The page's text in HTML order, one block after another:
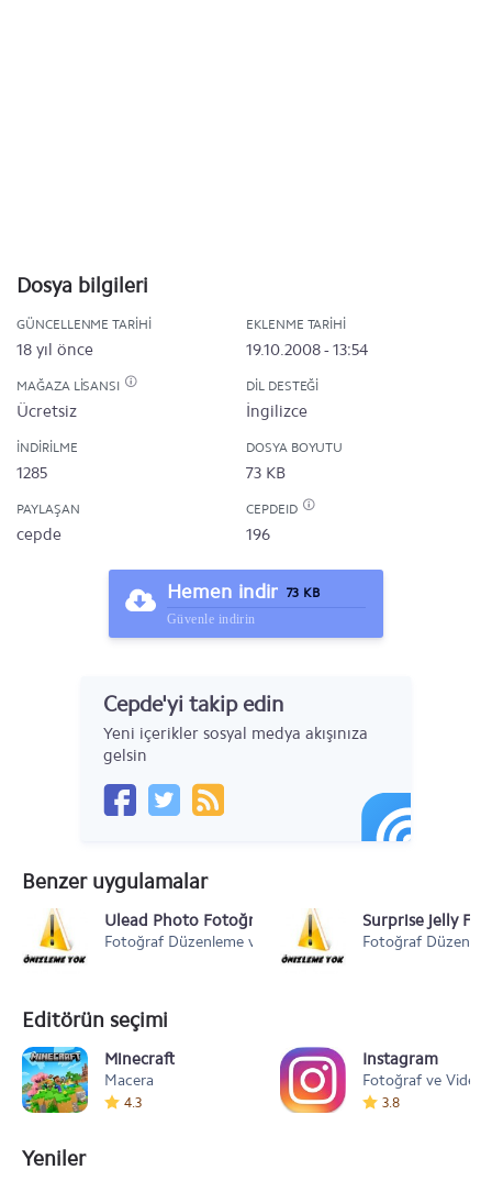
Dosya bilgileri
GÜNCELLENME TARIHI
18 yıl önce
EKLENME TARIHI
19.10.2008 - 13:54
MAĞAZA LISANSI
Ücretsiz
DIL DESTEĞI
İngilizce
İNDIRILME
1285
DOSYA BOYUTU
73 KB
PAYLAŞAN
cepde
CEPDEID
196
Hemen indir 73 KB
Güvenle indirin
Cepde'yi takip edin
Yeni içerikler sosyal medya akışınıza
gelsin
Benzer uygulamalar
Ulead Photo Fotoğraflara Çerçeve Ekleme
Fotoğraf Düzenleme ve Görüntüleme
Surprise jelly
Fotoğraf
Editörün seçimi
Minecraft
Macera
4.3
Instagram
Fotoğraf ve Video
3.8
Yeniler